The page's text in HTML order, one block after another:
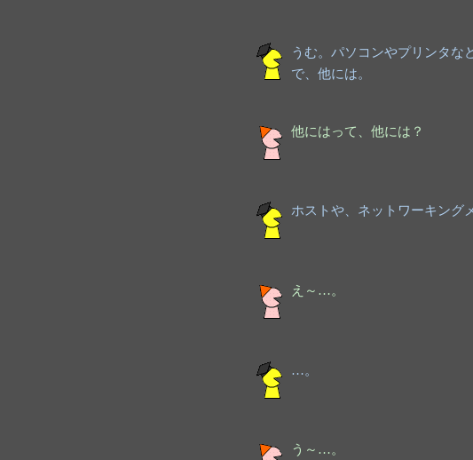
うむ。パソコンやプリンタな
で、他には。
他にはって、他には？
ホストや、ネットワーキング
え～…。
…。
う～…。